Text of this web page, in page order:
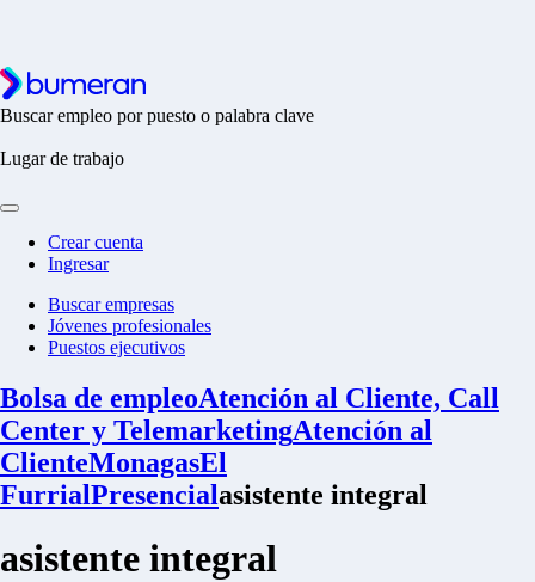
Buscar empleo por puesto o palabra clave
Lugar de trabajo
Crear cuenta
Ingresar
Buscar empresas
Jóvenes profesionales
Puestos ejecutivos
Bolsa de empleoAtención al Cliente, Call
Center y TelemarketingAtención al
ClienteMonagasEl
FurrialPresencialasistente integral
asistente integral